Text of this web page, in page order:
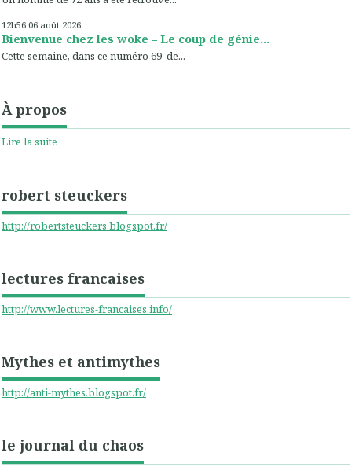
12h56 06 août 2026
Bienvenue chez les woke – Le coup de génie...
Cette semaine, dans ce numéro 69 de...
À propos
Lire la suite
robert steuckers
http://robertsteuckers.blogspot.fr/
lectures francaises
http://www.lectures-francaises.info/
Mythes et antimythes
http://anti-mythes.blogspot.fr/
le journal du chaos